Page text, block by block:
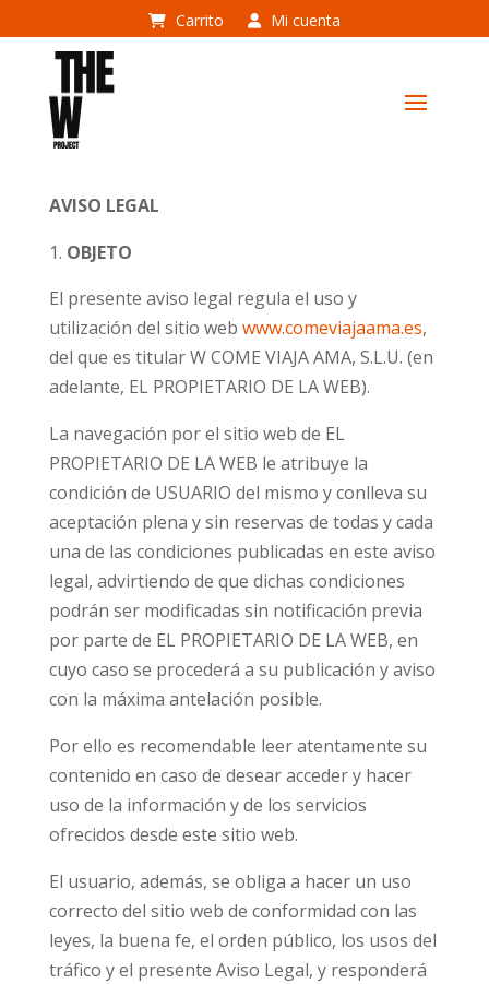
Carrito Mi cuenta
AVISO LEGAL
OBJETO
El presente aviso legal regula el uso y
utilización del sitio web www.comeviajaama.es,
del que es titular W COME VIAJA AMA, S.L.U. (en
adelante, EL PROPIETARIO DE LA WEB).
La navegación por el sitio web de EL
PROPIETARIO DE LA WEB le atribuye la
condición de USUARIO del mismo y conlleva su
aceptación plena y sin reservas de todas y cada
una de las condiciones publicadas en este aviso
legal, advirtiendo de que dichas condiciones
podrán ser modificadas sin notificación previa
por parte de EL PROPIETARIO DE LA WEB, en
cuyo caso se procederá a su publicación y aviso
con la máxima antelación posible.
Por ello es recomendable leer atentamente su
contenido en caso de desear acceder y hacer
uso de la información y de los servicios
ofrecidos desde este sitio web.
El usuario, además, se obliga a hacer un uso
correcto del sitio web de conformidad con las
leyes, la buena fe, el orden público, los usos del
tráfico y el presente Aviso Legal, y responderá